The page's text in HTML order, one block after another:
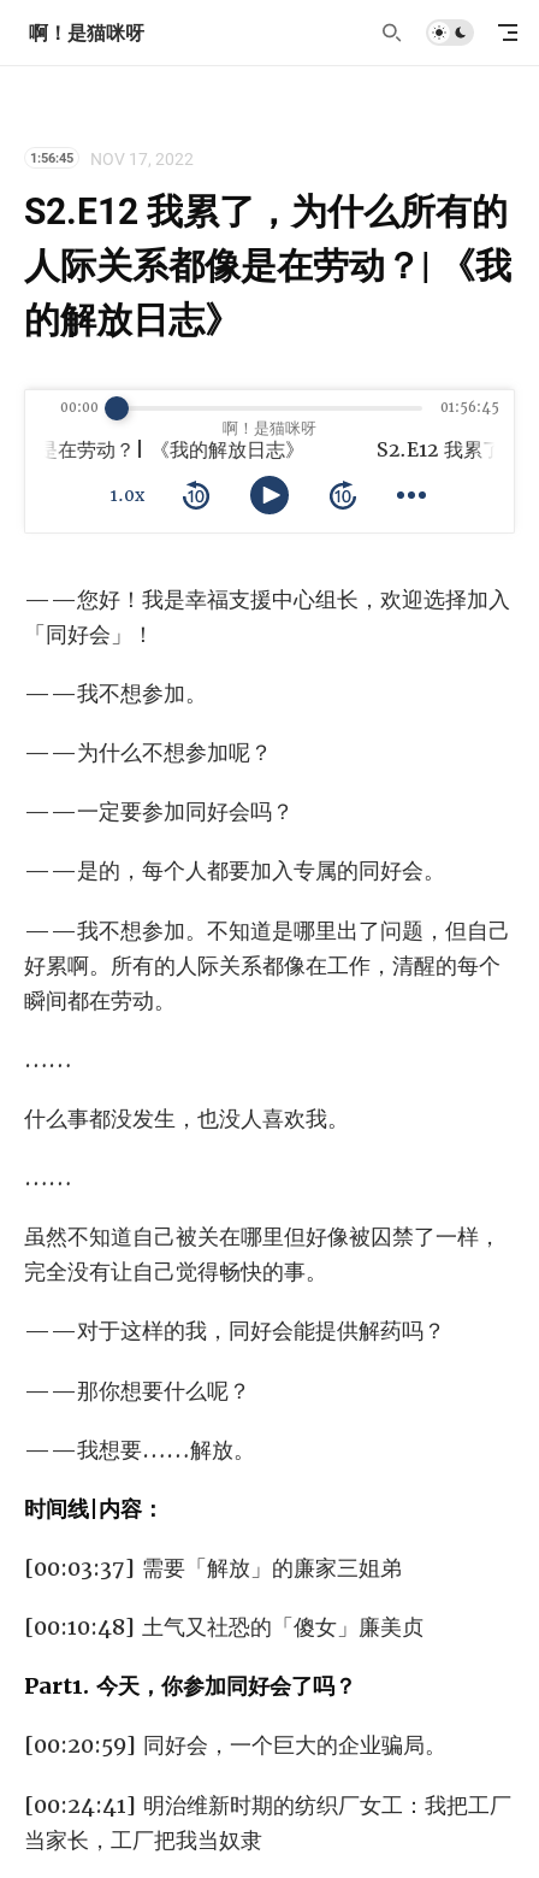
啊！是猫咪呀
1:56:45 NOV 17, 2022
S2.E12 我累了，为什么所有的
人际关系都像是在劳动？| 《我
的解放日志》
啊！是猫咪呀
是在劳动？| 《我的解放日志》
1.0x
00:00 01:56:45
——您好！我是幸福支援中心组长，欢迎选择加入
「同好会」！
——我不想参加。
——为什么不想参加呢？
——一定要参加同好会吗？
——是的，每个人都要加入专属的同好会。
——我不想参加。不知道是哪里出了问题，但自己
好累啊。所有的人际关系都像在工作，清醒的每个
瞬间都在劳动。
……
什么事都没发生，也没人喜欢我。
……
虽然不知道自己被关在哪里但好像被囚禁了一样，
完全没有让自己觉得畅快的事。
——对于这样的我，同好会能提供解药吗？
——那你想要什么呢？
——我想要……解放。
时间线|内容：
[00:03:37] 需要「解放」的廉家三姐弟
[00:10:48] 土气又社恐的「傻女」廉美贞
Part1. 今天，你参加同好会了吗？
[00:20:59] 同好会，一个巨大的企业骗局。
[00:24:41] 明治维新时期的纺织厂女工：我把工厂
当家长，工厂把我当奴隶